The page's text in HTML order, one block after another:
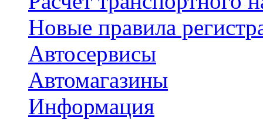
Новые правила
Автосервисы
Автомагазины
Информация